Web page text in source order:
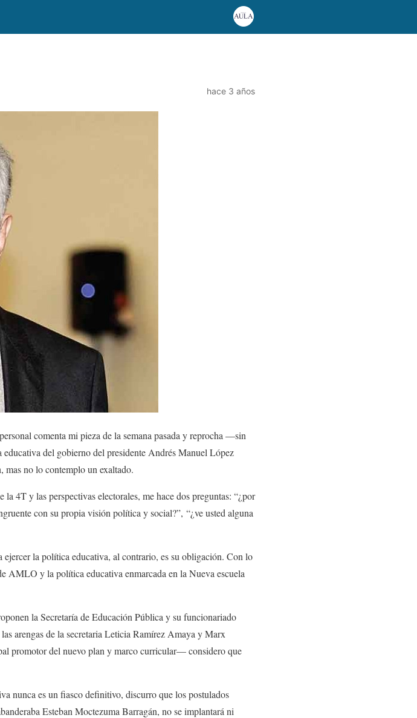
hace 3 años
comenta mi pieza de la semana pasada y reprocha —sin
del gobierno del presidente Andrés Manuel López
mas no lo contemplo un exaltado.
y las perspectivas electorales, me hace dos preguntas: “¿por
con su propia visión política y social?”, “¿ve usted alguna
la política educativa, al contrario, es su obligación. Con lo
AMLO y la política educativa enmarcada en la Nueva escuela
la Secretaría de Educación Pública y su funcionariado
arengas de la secretaria Leticia Ramírez Amaya y Marx
promotor del nuevo plan y marco curricular— considero que
es un fiasco definitivo, discurro que los postulados
Esteban Moctezuma Barragán, no se implantará ni